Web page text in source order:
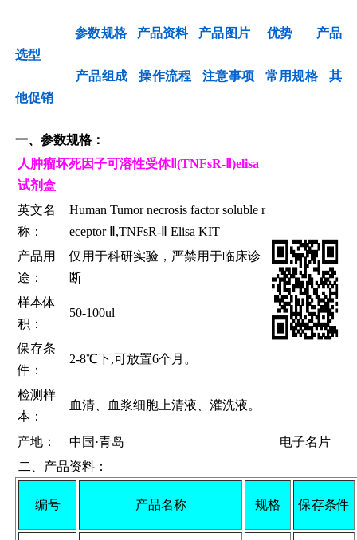
参数规格 产品资料 产品图片 优势
产品
选型
产品组成
操作流程 注意事项 常用规格
其
他促销
一、 参数规格：
人肿瘤坏死因子可溶性受体Ⅱ(TNFsR-Ⅱ)elisa
试剂盒
英文名
称：
Human Tumor necrosis factor soluble r
eceptor Ⅱ,TNFsR-Ⅱ Elisa KIT
产品用
途：
仅用于科研实验，严禁用于临床诊
断
样本体
积：
50-100ul
保存条
件：
2-8℃下,可放置6个月。
检测样
本：
血清、血浆细胞上清液、灌洗液。
产地： 中国·青岛
电子名片
二、 产品资料：
编号 产品名称 规格 保存条件